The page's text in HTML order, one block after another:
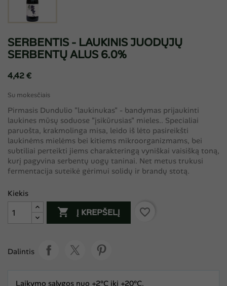
SERBENTIS - LAUKINIS JUODŲJŲ
SERBENTŲ ALUS 6.0%
4,42 €
Su mokesčiais
Pirmasis Dundulio "laukinukas" - bandymas prijaukinti
laukines mūsų soduose "įsikūrusias" mieles.. Specialiai
paruošta, krakmolinga misa, leido iš lėto pasireikšti
laukinėms mielėms bei kitiems mikroorganizmams, bei
subtiliai perteikti jiems charakteringą vyniškai vaisišką toną,
kurį pagyvina serbentų uogų taninai. Net metus trukusi
fermentacija suteikė gėrimui solidų ir brandų stotą.
Kiekis
 Į KREPŠELĮ favorite_border
Dalintis
Laikymo sąlygos nuo +2°C iki +20°C.